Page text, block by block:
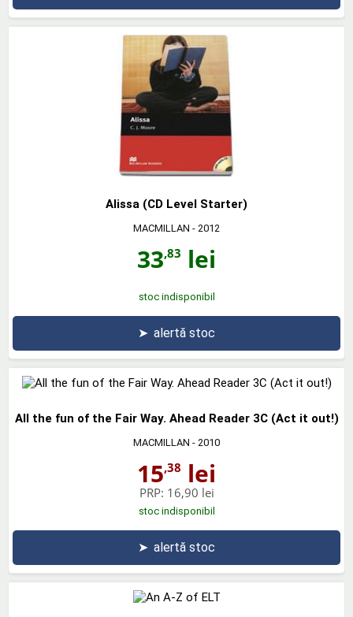
Alissa (CD Level Starter)
MACMILLAN - 2012
33,83 lei
stoc indisponibil
➤ alertă stoc
All the fun of the Fair Way. Ahead Reader 3C (Act it out!)
MACMILLAN - 2010
15,38 lei
PRP: 16,90 lei
stoc indisponibil
➤ alertă stoc